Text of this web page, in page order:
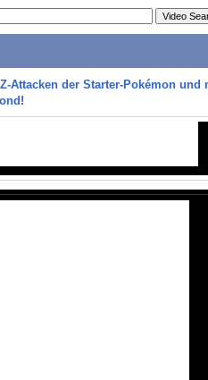
Attacken der Starter-Pokémon und